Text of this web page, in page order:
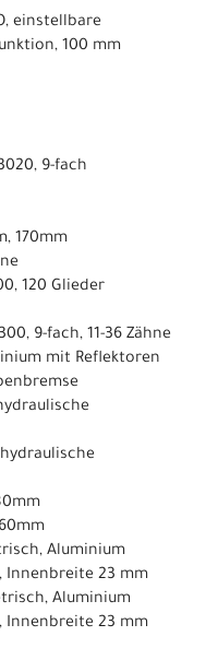
einstellbare
100 mm
9-fach
170mm
120 Glieder
9-fach, 11-36 Zähne
mit Reflektoren
Aluminium
Innenbreite 23 mm
Aluminium
Innenbreite 23 mm